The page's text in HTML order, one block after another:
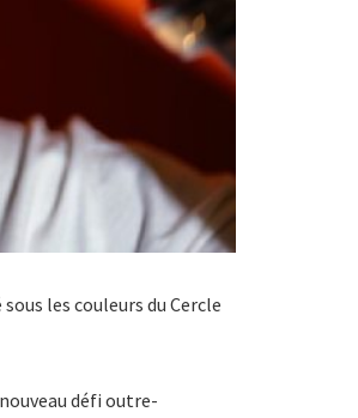
les couleurs du Cercle
défi outre-